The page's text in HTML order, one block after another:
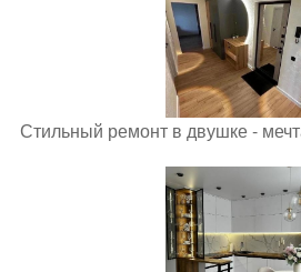
Стильный ремонт в двушке -